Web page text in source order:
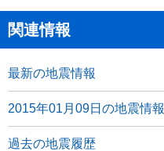
関連情報
最新の地震情報
2015年01月09日の地震情報
過去の地震履歴